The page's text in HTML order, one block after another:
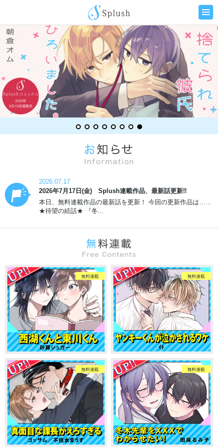
2026.07.17
2026年7月17日(金) Splush連載作品、最新話更新‼
本日、無料連載作品の最新話を更新！ 今回の更新作品は……
★待望の続話★ 『冬...
無料連載 無料連載
無料連載 無料連載